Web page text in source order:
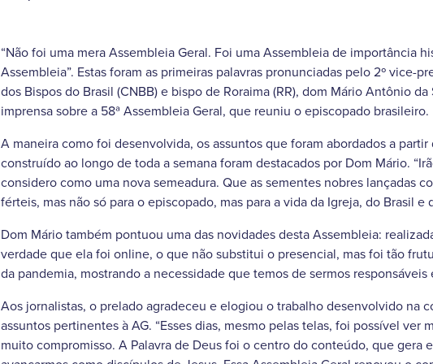
“Não foi uma mera Assembleia Geral. Foi uma Assembleia de importância
Assembleia”. Estas foram as primeiras palavras pronunciadas pelo 2º vice-
dos Bispos do Brasil (CNBB) e bispo de Roraima (RR), dom Mário Antônio
imprensa sobre a 58ª Assembleia Geral, que reuniu o episcopado brasileiro.
A maneira como foi desenvolvida, os assuntos que foram abordados a
construído ao longo de toda a semana foram destacados por Dom Mário.
considero como uma nova semeadura. Que as sementes nobres lançadas
férteis, mas não só para o episcopado, mas para a vida da Igreja, do Brasil e
Dom Mário também pontuou uma das novidades desta Assembleia:
verdade que ela foi online, o que não substitui o presencial, mas foi tão
da pandemia, mostrando a necessidade que temos de sermos responsáveis
Aos jornalistas, o prelado agradeceu e elogiou o trabalho desenvolvido na
assuntos pertinentes à AG. “Esses dias, mesmo pelas telas, foi possível ver
muito compromisso. A Palavra de Deus foi o centro do conteúdo, que gera